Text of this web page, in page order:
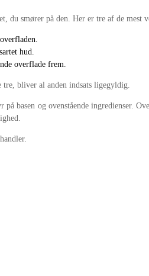
smører på den. Her er tre af de mest
hud.
overflade frem.
bliver al anden indsats ligegyldig.
basen og ovenstående ingredienser.